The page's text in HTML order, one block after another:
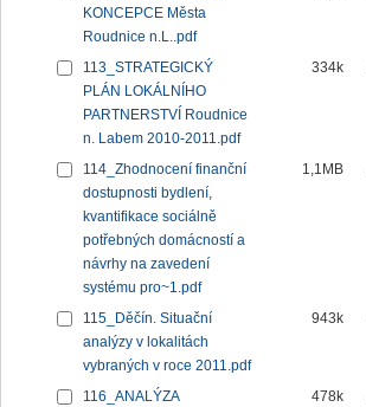
KONCEPCE Města
Roudnice n.L..pdf
113_STRATEGICKÝ
PLÁN LOKÁLNÍHO
PARTNERSTVÍ Roudnice
n. Labem 2010-2011.pdf
334k
114_Zhodnocení finanční
dostupnosti bydlení,
kvantifikace sociálně
potřebných domácností a
návrhy na zavedení
systému pro~1.pdf
1,1MB
115_Děčín. Situační
analýzy v lokalitách
vybraných v roce 2011.pdf
943k
116_ANALÝZA
478k